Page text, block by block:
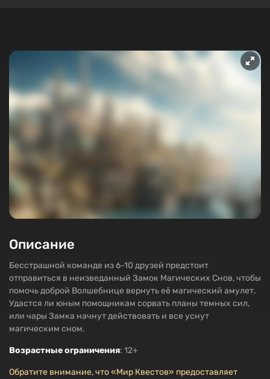
Описание
Бесстрашной команде из 6-10 друзей предстоит
отправиться в неизведанный Замок Магических Снов, чтобы
помочь доброй Волшебнице вернуть её магический амулет.
Удастся ли юным помощникам сорвать планы темных сил,
или чары Замка начнут действовать и все уснут
магическим сном.
Возрастные ограничения: 12+
Обратите внимание, что «Мир Квестов» предоставляет